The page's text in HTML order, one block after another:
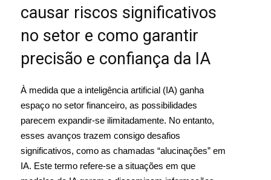
causar riscos significativos
no setor e como garantir
precisão e confiança da IA
À medida que a inteligência artificial (IA) ganha
espaço no setor financeiro, as possibilidades
parecem expandir-se ilimitadamente. No entanto,
esses avanços trazem consigo desafios
significativos, como as chamadas “alucinações” em
IA. Este termo refere-se a situações em que